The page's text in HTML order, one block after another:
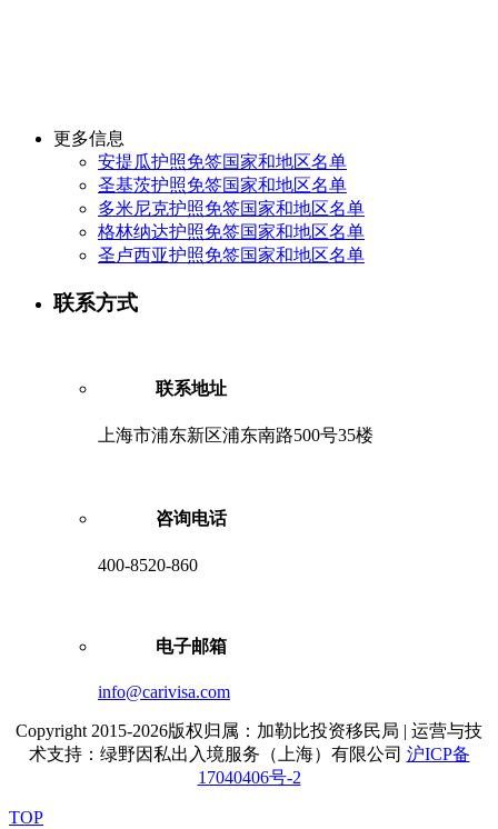
更多信息
安提瓜护照免签国家和地区名单
圣基茨护照免签国家和地区名单
多米尼克护照免签国家和地区名单
格林纳达护照免签国家和地区名单
圣卢西亚护照免签国家和地区名单
联系方式
联系地址
上海市浦东新区浦东南路500号35楼
咨询电话
400-8520-860
电子邮箱
info@carivisa.com
Copyright 2015-2026版权归属：加勒比投资移民局 | 运营与技
术支持：绿野因私出入境服务（上海）有限公司 沪ICP备
17040406号-2
TOP